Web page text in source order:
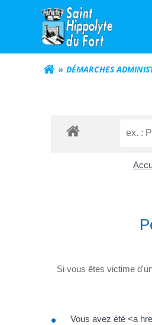
DÉMARCHES
Si vous êtes victime
Vous avez été <a